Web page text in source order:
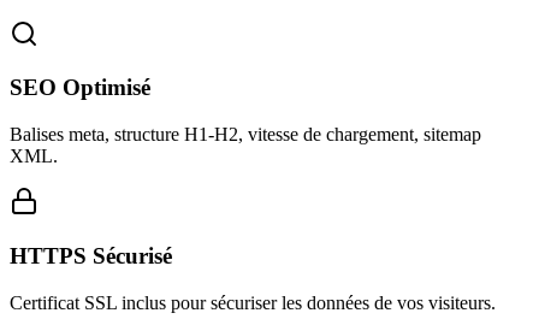
SEO Optimisé
Balises meta, structure H1-H2, vitesse de chargement, sitemap
XML.
HTTPS Sécurisé
Certificat SSL inclus pour sécuriser les données de vos visiteurs.